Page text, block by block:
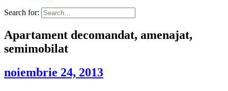
Search for:
Apartament decomandat, amenajat,
semimobilat
noiembrie 24, 2013